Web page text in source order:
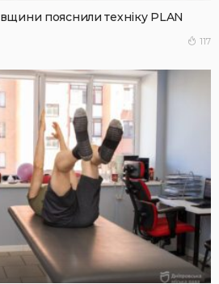
пояснили техніку PLAN
117